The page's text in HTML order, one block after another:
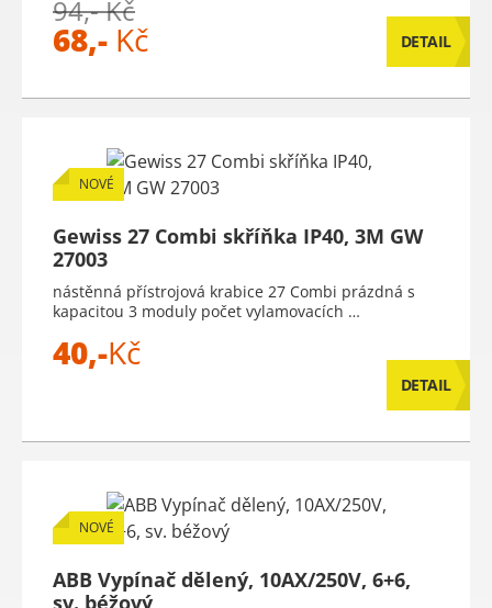
94,- Kč
68,- Kč DETAIL
NOVÉ
Gewiss 27 Combi skříňka IP40, 3M GW
27003
nástěnná přístrojová krabice 27 Combi prázdná s
kapacitou 3 moduly počet vylamovacích …
40,-Kč
DETAIL
NOVÉ
ABB Vypínač dělený, 10AX/250V, 6+6,
sv. béžový